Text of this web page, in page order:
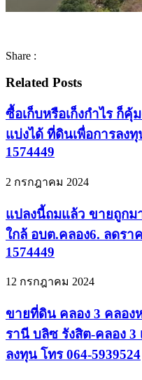
Share :
Related Posts
ซื้อเก็บหรือเก็งกำไร ก็
แบ่งได้ ที่ดินเพื่อการลง
1574449
2 กรกฎาคม 2024
แปลงนี้ถมแล้ว ขายถูกม
ใกล้ อบต.คลอง6. ลดร
1574449
12 กรกฎาคม 2024
ขายที่ดิน คลอง 3 คลอง
รานี บลิซ รังสิต-คลอง
ลงทุน โทร 064-5939524